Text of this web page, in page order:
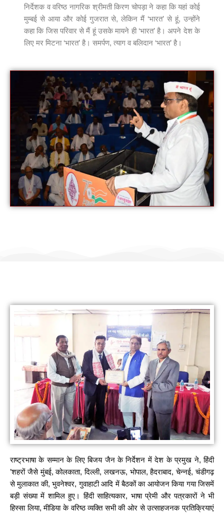
निर्देशक व वरिष्ठ नागरिक श्रीमती किरण चोपड़ा ने कहा कि यहां कोई
मुम्बई से आया और कोई गुजरात से, लेकिन मैं ‘भारत’ से हूं, उन्होंने
कहा कि जिस परिवार से मैं हूं उसके मायने ही ‘भारत’ है। अपने देश के
लिए मर मिटना ‘भारत’ है। समर्पण, त्याग व बलिदान ‘भारत’ है।
राष्ट्रभाषा के सम्मान के लिए बिजय जैन के निर्देशन में देश के प्रमुख ने, हिंदी
’शहरों जैसे मुंबई, कोलकाता, दिल्ली, लखनऊ, भोपाल, हैदराबाद, चेन्नई, चंडीगढ़
से मुलाकात की, भुवनेश्वर, गुवाहाटी आदि में बैठकों का आयोजन किया गया जिसमें
बड़ी संख्या में शामिल हुए। हिंदी साहित्यकार, भाषा प्रेमी और पत्रकारों ने भी
हिस्सा लिया, मीडिया के वरिष्ठ व्यक्ति सभी की ओर से उत्साहजनक प्रतिक्रियाएं